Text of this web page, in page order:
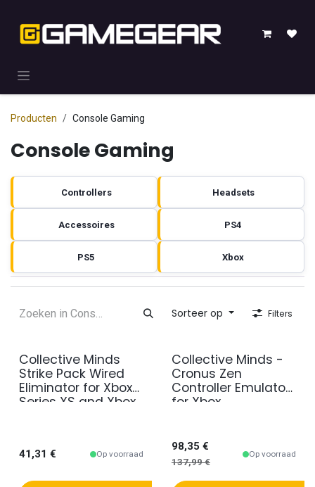
Producten Console Gaming
Console Gaming
Controllers Headsets
Accessoires PS4
PS5 Xbox
Sorteer op Filters
Collective Minds
Strike Pack Wired
Eliminator for Xbox
Series XS and Xbox
41,31 € Op voorraad
Promo
Collective Minds -
Cronus Zen
Controller Emulator
for Xbox,
98,35 €
137,99€
Op voorraad